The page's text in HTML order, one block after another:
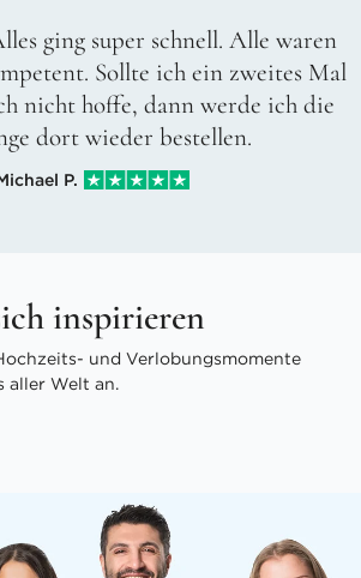
ging super schnell. Alle waren
Sollte ich ein zweites Mal
nicht hoffe, dann werde ich die
dort wieder bestellen.
P.
inspirieren
und Verlobungsmomente
aller Welt an.